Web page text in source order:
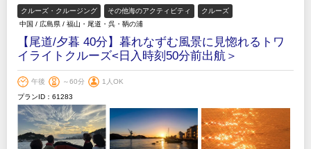
クルーズ・クルージング その他海のアクティビティ
クルーズ
中国 / 広島県 / 福山・尾道・呉・鞆の浦
【尾道/夕暮 40分】暮れなずむ風景に見惚れるトワ
イライトクルーズ<日入時刻50分前出航＞
午後 ～60分
1人OK
プランID：61283